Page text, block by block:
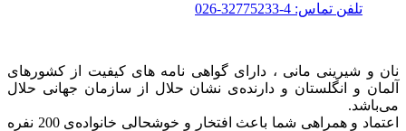
تلفن تماس: 4-32775233-026
نان و شیرینی مانی ، دارای گواهی نامه های کیفیت از کشورهای
آلمان و انگلستان و دارنده‌ی نشان حلال از سازمان جهانی حلال
می‌باشد.
اعتماد و همراهی شما باعث افتخار و خوشحالی خانواده‌ی 200 نفره